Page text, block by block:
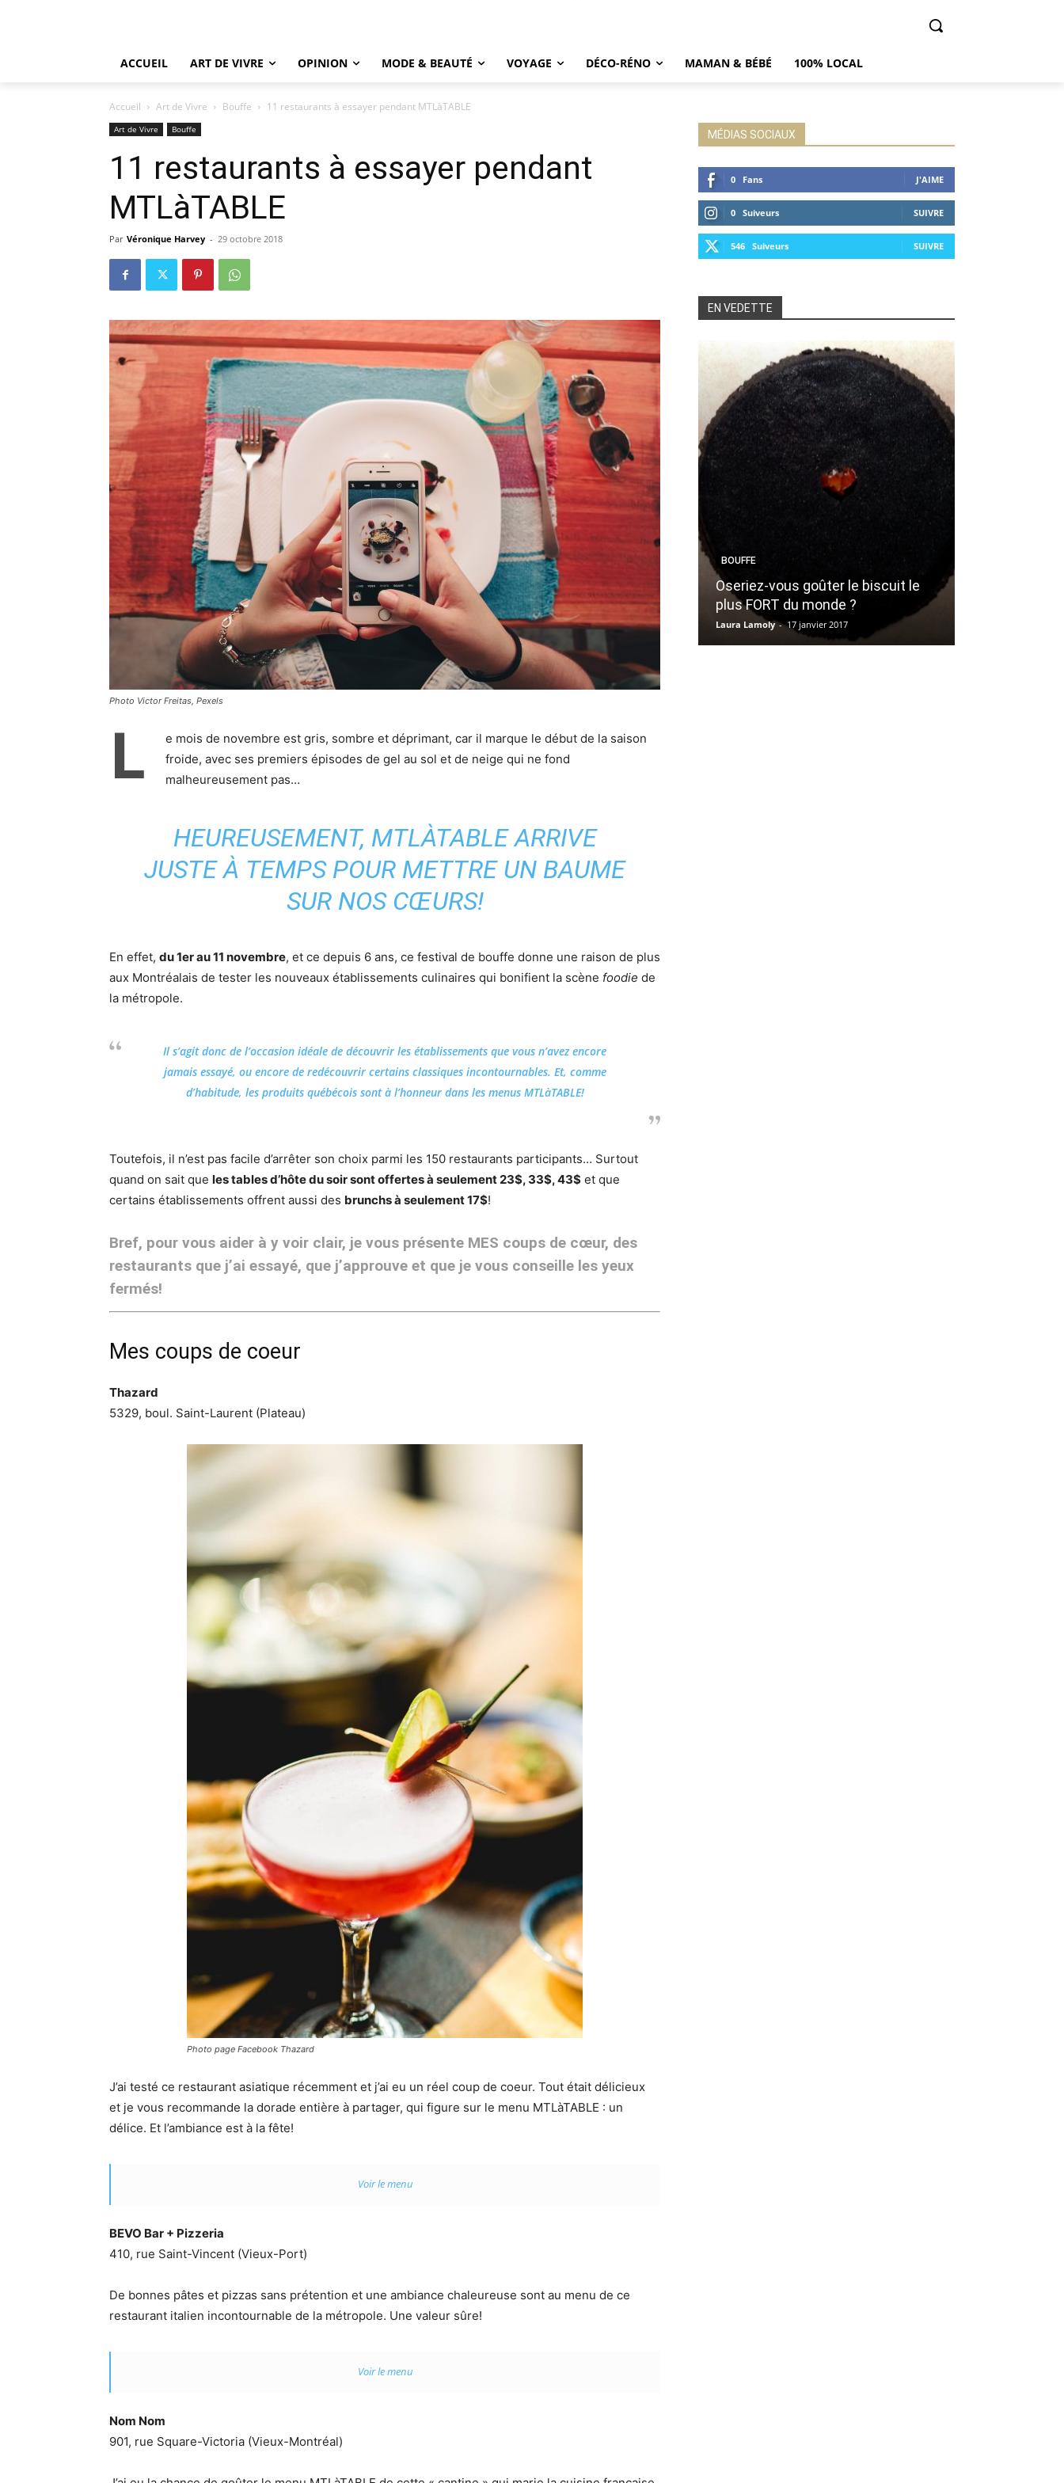
ACCUEIL ART DE VIVRE OPINION MODE & BEAUTÉ VOYAGE DÉCO-RÉNO MAMAN & BÉBÉ 100% LOCAL
Accueil Art de Vivre Bouffe 11 restaurants à essayer pendant MTLàTABLE
Art de Vivre Bouffe
11 restaurants à essayer pendant
MTLàTABLE
Par Véronique Harvey - 29 octobre 2018
Photo Victor Freitas, Pexels
L
e mois de novembre est gris, sombre et déprimant, car il marque le début de la saison
froide, avec ses premiers épisodes de gel au sol et de neige qui ne fond
malheureusement pas…
HEUREUSEMENT, MTLÀTABLE ARRIVE
JUSTE À TEMPS POUR METTRE UN BAUME
SUR NOS CŒURS!
En effet, du 1er au 11 novembre, et ce depuis 6 ans, ce festival de bouffe donne une raison de plus
aux Montréalais de tester les nouveaux établissements culinaires qui bonifient la scène foodie de
la métropole.
Il s’agit donc de l’occasion idéale de découvrir les établissements que vous n’avez encore
jamais essayé, ou encore de redécouvrir certains classiques incontournables. Et, comme
d’habitude, les produits québécois sont à l’honneur dans les menus MTLàTABLE!
Toutefois, il n’est pas facile d’arrêter son choix parmi les 150 restaurants participants… Surtout
quand on sait que les tables d’hôte du soir sont offertes à seulement 23$, 33$, 43$ et que
certains établissements offrent aussi des brunchs à seulement 17$!
Bref, pour vous aider à y voir clair, je vous présente MES coups de cœur, des
restaurants que j’ai essayé, que j’approuve et que je vous conseille les yeux
fermés!
Mes coups de coeur
Thazard
5329, boul. Saint-Laurent (Plateau)
Photo page Facebook Thazard
J’ai testé ce restaurant asiatique récemment et j’ai eu un réel coup de coeur. Tout était délicieux
et je vous recommande la dorade entière à partager, qui figure sur le menu MTLàTABLE : un
délice. Et l’ambiance est à la fête!
Voir le menu
BEVO Bar + Pizzeria
410, rue Saint-Vincent (Vieux-Port)
De bonnes pâtes et pizzas sans prétention et une ambiance chaleureuse sont au menu de ce
restaurant italien incontournable de la métropole. Une valeur sûre!
Voir le menu
Nom Nom
901, rue Square-Victoria (Vieux-Montréal)
MÉDIAS SOCIAUX
0 Fans J'AIME
0 Suiveurs SUIVRE
546 Suiveurs SUIVRE
EN VEDETTE
BOUFFE
Oseriez-vous goûter le biscuit le
plus FORT du monde ?
Laura Lamoly - 17 janvier 2017